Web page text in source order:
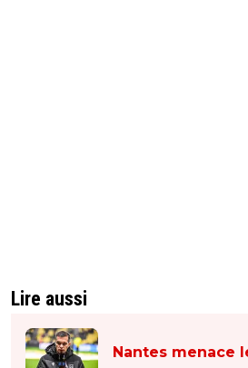
Lire aussi
Nantes menace